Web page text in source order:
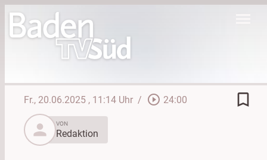
Fr., 20.06.2025 , 11:14 Uhr / play_circle_outline 24:00
bookmark_border
person
VON
Redaktion